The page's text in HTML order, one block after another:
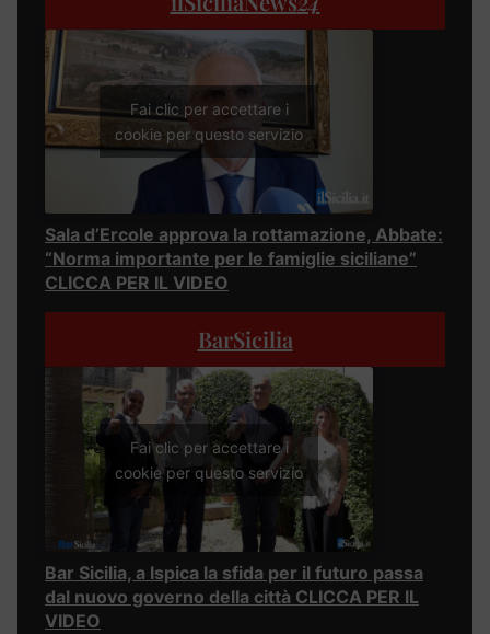
Fai clic per accettare i
cookie per questo servizio
Sala d’Ercole approva la rottamazione, Abbate:
“Norma importante per le famiglie siciliane”
CLICCA PER IL VIDEO
BarSicilia
Fai clic per accettare i
cookie per questo servizio
Bar Sicilia, a Ispica la sfida per il futuro passa
dal nuovo governo della città CLICCA PER IL
VIDEO